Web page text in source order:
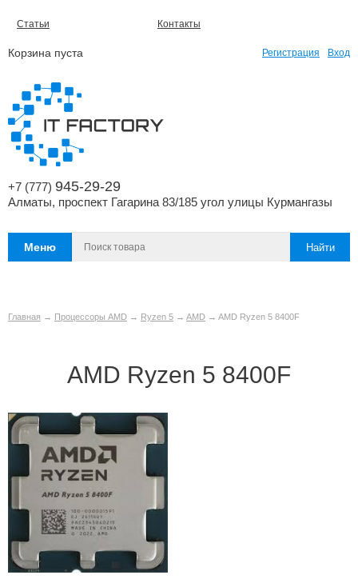
Статьи Контакты
Корзина пуста Регистрация Вход
+7 (777) 945-29-29
Алматы, проспект Гагарина 83/185 угол улицы Курмангазы
Меню
Главная → Процессоры AMD → Ryzen 5 → AMD → AMD Ryzen 5 8400F
AMD Ryzen 5 8400F